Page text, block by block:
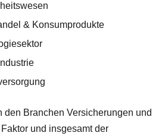
& Konsumprodukte
den Branchen Versicherungen und
und insgesamt der